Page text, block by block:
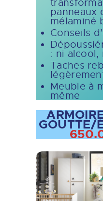
panneaux
mélaminé
Conseils
: ni alcool,
Taches
Meuble à
même
GOUTTE/